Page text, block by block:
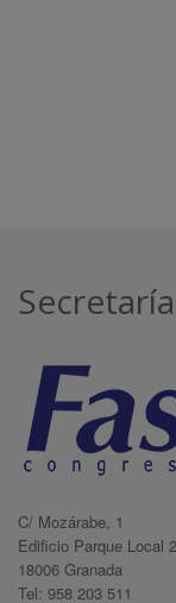
C/ Mozárabe, 1
Edificio Parque Local 2
18006 Granada
Tel: 958 203 511